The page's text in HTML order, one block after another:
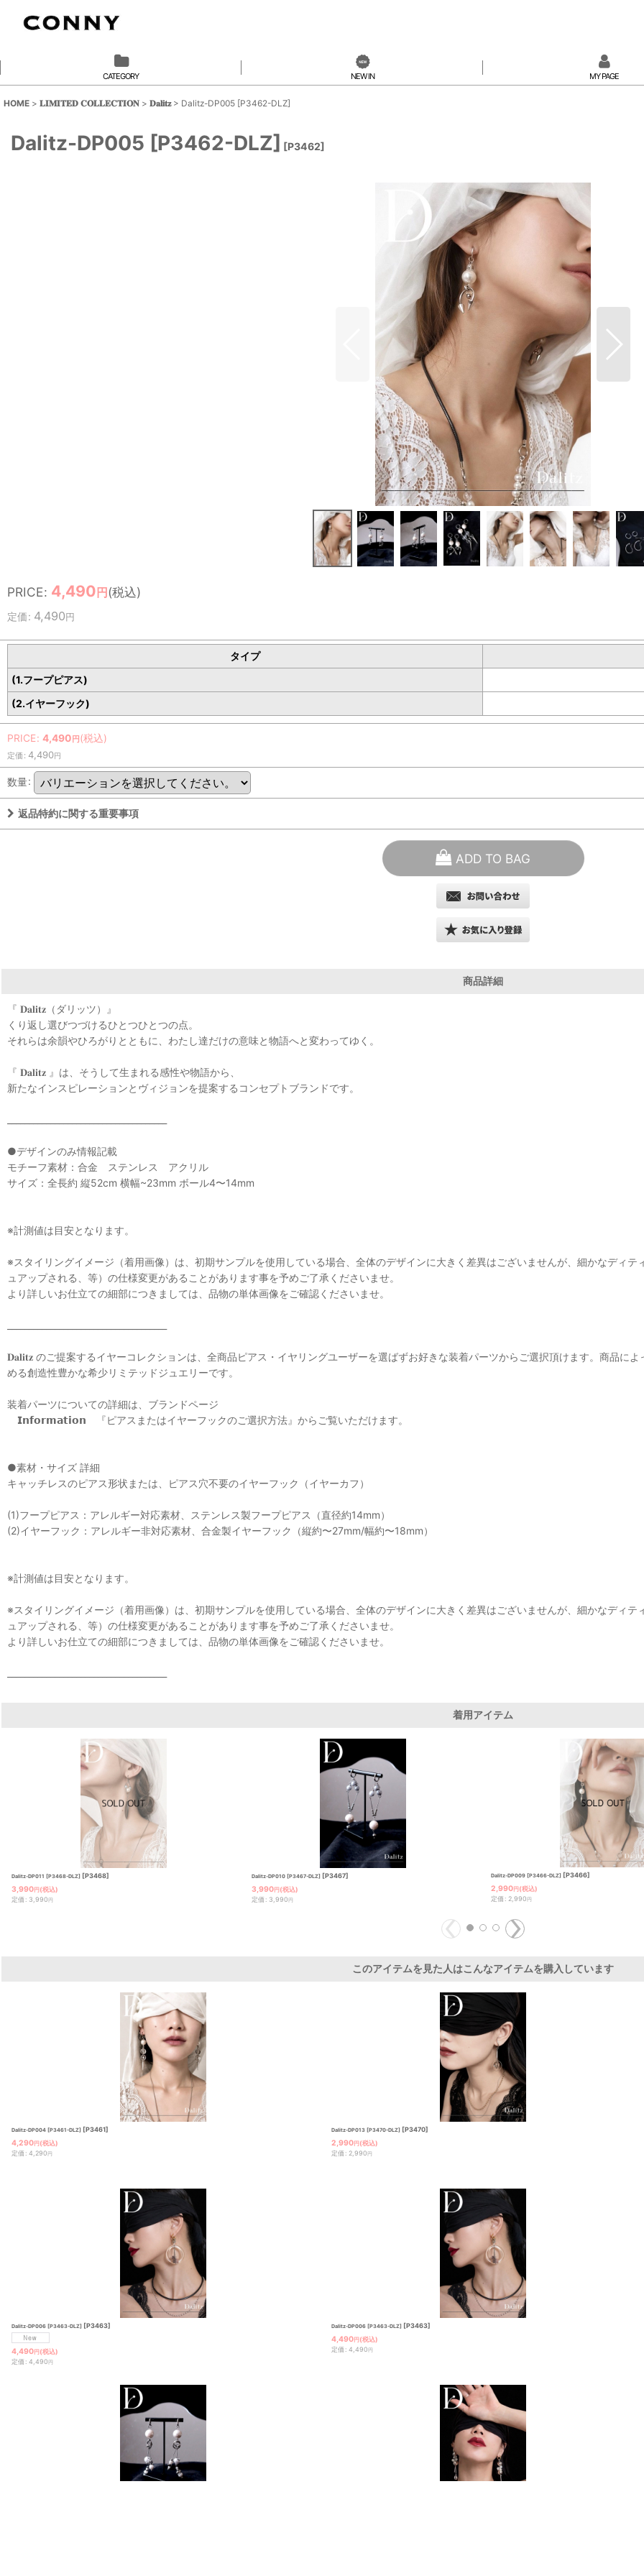
CATEGORY NEW IN MY PAGE
HOME > 𝐋𝐈𝐌𝐈𝐓𝐄𝐃 𝐂𝐎𝐋𝐋𝐄𝐂𝐓𝐈𝐎𝐍 > 𝐃𝐚𝐥𝐢𝐭𝐳 > Dalitz-DP005 [P3462-DLZ]
Dalitz-DP005 [P3462-DLZ] [P3462]
PRICE: 4,490円(税込)
定価: 4,490円
タイプ
(1.フープピアス)
(2.イヤーフック)
PRICE: 4,490 円 (税込)
定価 : 4,490円
数量:
返品特約に関する重要事項
ADD TO BAG
商品詳細
『 𝐃𝐚𝐥𝐢𝐭𝐳（ダリッツ）』
くり返し選びつづけるひとつひとつの点。
それらは余韻やひろがりとともに、わたし達だけの意味と物語へと変わってゆく。
『 𝐃𝐚𝐥𝐢𝐭𝐳 』は、そうして生まれる感性や物語から、
新たなインスピレーションとヴィジョンを提案するコンセプトブランドです。
●デザインのみ情報記載
モチーフ素材：合金 ステンレス アクリル
サイズ：全長約 縦52cm 横幅~23mm ボール4〜14mm
※計測値は目安となります。
※スタイリングイメージ（着用画像）は、初期サンプルを使用している場合、全体のデザインに大きく差異はございませんが、細かなディ
ュアップされる、等）の仕様変更があることがあります事を予めご了承くださいませ。
より詳しいお仕立ての細部につきましては、品物の単体画像をご確認くださいませ。
𝐃𝐚𝐥𝐢𝐭𝐳 のご提案するイヤーコレクションは、全商品ピアス・イヤリングユーザーを選ばずお好きな装着パーツからご選択頂けます。商品に
める創造性豊かな希少リミテッドジュエリーです。
装着パーツについての詳細は、ブランドページ
𝗜𝗻𝗳𝗼𝗿𝗺𝗮𝘁𝗶𝗼𝗻 『ピアスまたはイヤーフックのご選択方法』からご覧いただけます。
●素材・サイズ 詳細
キャッチレスのピアス形状または、ピアス穴不要のイヤーフック（イヤーカフ）
(1)フープピアス：アレルギー対応素材、ステンレス製フープピアス（直径約14mm）
(2)イヤーフック：アレルギー非対応素材、合金製イヤーフック（縦約〜27mm/幅約〜18mm）
※計測値は目安となります。
※スタイリングイメージ（着用画像）は、初期サンプルを使用している場合、全体のデザインに大きく差異はございませんが、細かなディ
ュアップされる、等）の仕様変更があることがあります事を予めご了承くださいませ。
より詳しいお仕立ての細部につきましては、品物の単体画像をご確認くださいませ。
着用アイテム
Dalitz-DP011 [P3468-DLZ] [P3468]
3,990円 (税込)
定価 : 3,990円
Dalitz-DP010 [P3467-DLZ] [P3467]
3,990円(税込)
定価 : 3,990円
Dalitz-DP009 [P3466-DLZ] [P3466]
2,990円 (税込)
定価 : 2,990 円
このアイテムを見た人はこんなアイテムを購入しています
Dalitz-DP004 [P3461-DLZ] [P3461]
4,290円 (税込)
定価 : 4,290 円
Dalitz-DP013 [P3470-DLZ] [P3470]
2,990円(税込)
定価 : 2,990 円
Dalitz-DP006 [P3463-DLZ] [P3463]
4,490円 (税込)
定価 : 4,490円
Dalitz-DP006 [P3463-DLZ] [P3463]
4,490円(税込)
定価 : 4,490円